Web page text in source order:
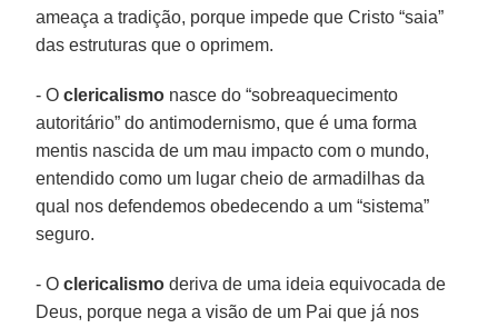
ameaça a tradição, porque impede que Cristo “saia”
das estruturas que o oprimem.
- Oclericalismo nasce do “sobreaquecimento
autoritário” do antimodernismo, que é uma forma
mentis nascida de um mau impacto com o mundo,
entendido como um lugar cheio de armadilhas da
qual nos defendemos obedecendo a um “sistema”
seguro.
- Oclericalismo deriva de uma ideia equivocada de
Deus, porque nega a visão de um Pai que já nos